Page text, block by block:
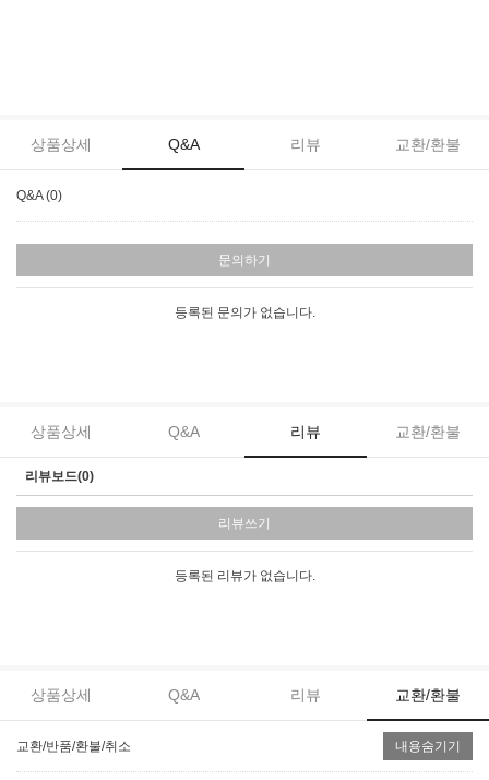
상품상세 Q&A 리뷰 교환/환불
Q&A (0)
문의하기
등록된 문의가 없습니다.
상품상세 Q&A 리뷰 교환/환불
리뷰보드(0)
리뷰쓰기
등록된 리뷰가 없습니다.
상품상세 Q&A 리뷰 교환/환불
교환/반품/환불/취소 내용숨기기